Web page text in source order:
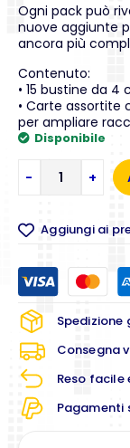
Ogni pack può
nuove aggiunte
ancora più
Contenuto:
• 15 bustine da
• Carte assortite
per ampliare
Disponibile
- +
Aggiungi ai
Consegna
Reso
Pagamenti